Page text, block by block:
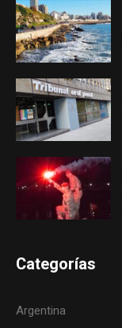
Categorías
Argentina